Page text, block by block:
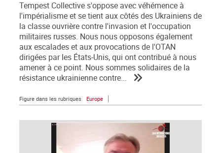
Tempest Collective s'oppose avec véhémence à
l'impérialisme et se tient aux côtés des Ukrainiens de
la classe ouvrière contre l'invasion et l'occupation
militaires russes. Nous nous opposons également
aux escalades et aux provocations de l'OTAN
dirigées par les États-Unis, qui ont contribué à nous
amener à ce point. Nous sommes solidaires de la
résistance ukrainienne contre...
Figure dans les rubriques Europe